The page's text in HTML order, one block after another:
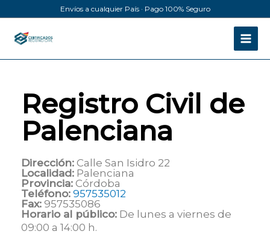
al
contenido
Envíos a cualquier País · Pago 100% Seguro
Registro Civil de
Palenciana
Dirección: Calle San Isidro 22
Localidad: Palenciana
Provincia: Córdoba
Teléfono: 957535012
Fax: 957535086
Horario al público: De lunes a viernes de
09:00 a 14:00 h.